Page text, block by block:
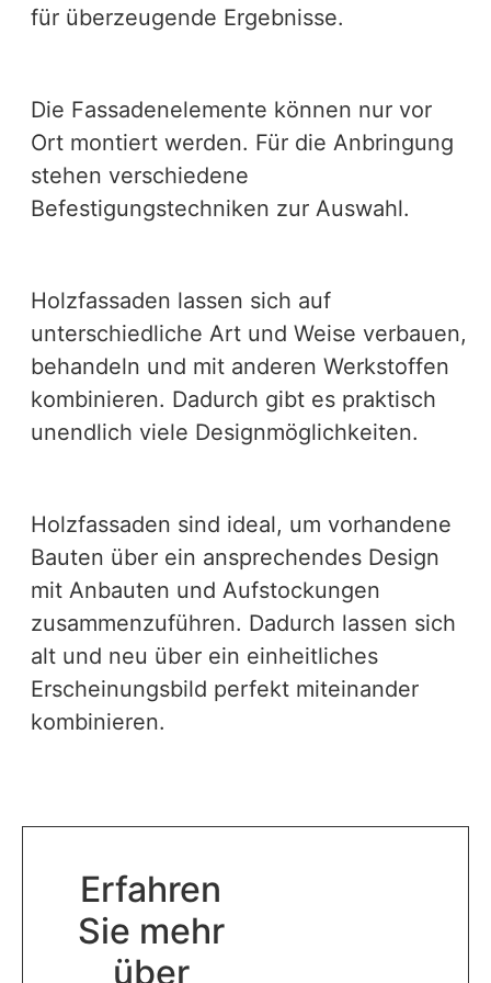
für überzeugende Ergebnisse.
Die Fassadenelemente können nur vor
Ort montiert werden. Für die Anbringung
stehen verschiedene
Befestigungstechniken zur Auswahl.
Holzfassaden lassen sich auf
unterschiedliche Art und Weise verbauen,
behandeln und mit anderen Werkstoffen
kombinieren. Dadurch gibt es praktisch
unendlich viele Designmöglichkeiten.
Holzfassaden sind ideal, um vorhandene
Bauten über ein ansprechendes Design
mit Anbauten und Aufstockungen
zusammenzuführen. Dadurch lassen sich
alt und neu über ein einheitliches
Erscheinungsbild perfekt miteinander
kombinieren.
Erfahren
Sie mehr
über